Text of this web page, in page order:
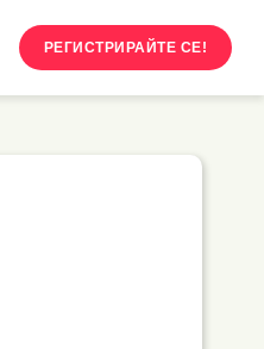
РЕГИСТРИРАЙТЕ СЕ!